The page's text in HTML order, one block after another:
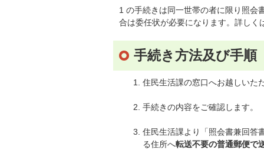
1 の手続きは同一世帯の者に限り照会
合は委任状が必要になります。詳しく
手続き方法及び手順
住民生活課の窓口へお越しいた
手続きの内容をご確認します。
住民生活課より「照会書兼回答
る住所へ転送不要の普通郵便で